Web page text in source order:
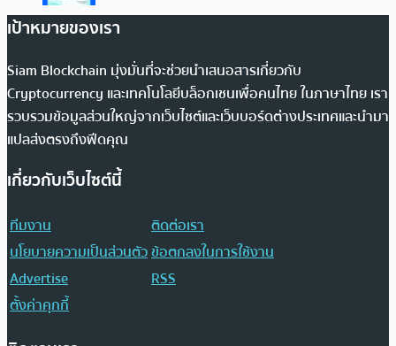
เป้าหมายของเรา
Siam Blockchain มุ่งมั่นที่จะช่วยนำเสนอสารเกี่ยวกับ
Cryptocurrency และเทคโนโลยีบล็อกเชนเพื่อคนไทย ในภาษาไทย เรา
รวบรวมข้อมูลส่วนใหญ่จากเว็บไซต์และเว็บบอร์ดต่างประเทศและนำมา
แปลส่งตรงถึงฟีดคุณ
เกี่ยวกับเว็บไซต์นี้
ทีมงาน
ติดต่อเรา
นโยบายความเป็นส่วนตัวข้อตกลงในการใช้งาน
Advertise
RSS
ตั้งค่าคุกกี้